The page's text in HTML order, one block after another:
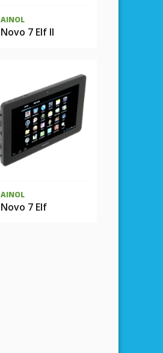
AINOL
Novo 7 Elf II
AINOL
Novo 7 Elf